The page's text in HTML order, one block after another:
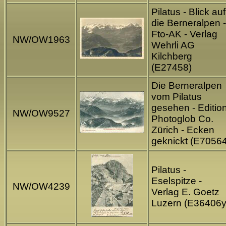
NW/OW1963
Pilatus - Blick auf
die Berneralpen -
Fto-AK - Verlag
Wehrli AG
Kilchberg
(E27458)
NW/OW9527
Die Berneralpen
vom Pilatus
gesehen -
Photoglob Co.
Zürich - Ecken
geknickt
NW/OW4239
Pilatus -
Eselspitze -
Verlag E. Goetz
Luzern